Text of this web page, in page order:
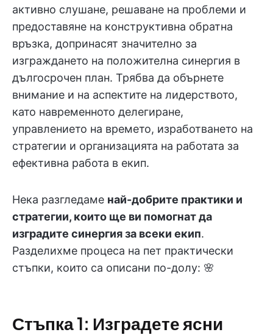
активно слушане, решаване на проблеми и
предоставяне на конструктивна обратна
връзка, допринасят значително за
изграждането на положителна синергия в
дългосрочен план. Трябва да обърнете
внимание и на аспектите на лидерството,
като навременното делегиране,
управлението на времето, изработването на
стратегии и организацията на работата за
ефективна работа в екип.
Нека разгледаме най-добрите практики и
стратегии, които ще ви помогнат да
изградите синергия за всеки екип.
Разделихме процеса на пет практически
стъпки, които са описани по-долу: 🌸
Стъпка 1: Изградете ясни